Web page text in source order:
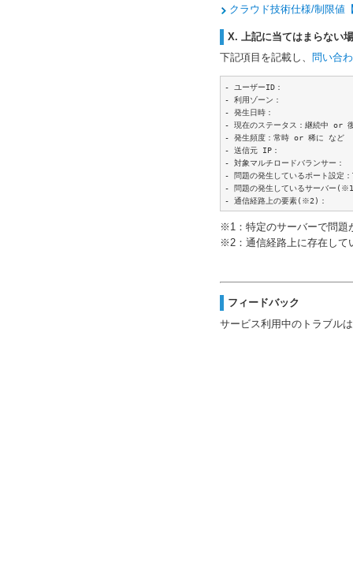
クラウド技術仕様/制限値
X. 上記に当てはまらない
下記項目を記載し、 問い合
- ユーザーID：
- 利用ゾーン：
- 発生日時：
- 現在のステータス：継続中 or
- 発生頻度：常時 or 稀に など
- 送信元 IP：
- 対象マルチロードバランサー：
- 問題の発生しているポート設定
- 問題の発生しているサーバー
- 通信経路上の要素(※2)：
※1：特定のサーバーで問題
※2：通信経路上に存在して
フィードバック
サービス利用中のトラブル